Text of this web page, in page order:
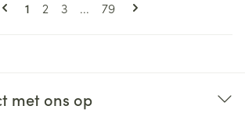
U lees momenteel pagina
1 Pagina
2 Pagina
3 ... Pagina
79
met ons op